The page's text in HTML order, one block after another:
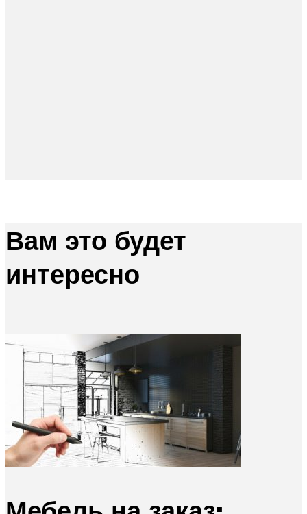
Вам это будет
интересно